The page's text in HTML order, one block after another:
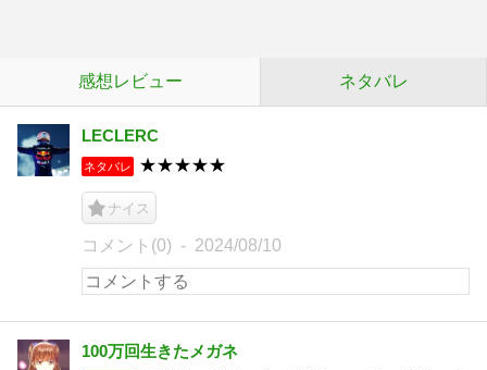
感想レビュー ネタバレ
LECLERC
ネタバレ ★★★★★
ナイス
コメント(0) 2024/08/10
100万回生きたメガネ